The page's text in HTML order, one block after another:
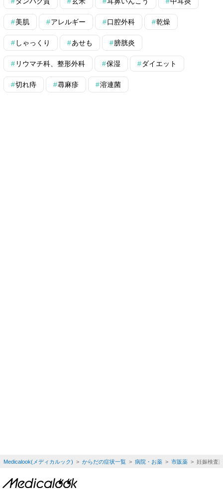
美肌 アレルギー 口腔外科 乾燥
しゃっくり あせも 膀胱炎
リウマチ科、整形外科 保湿 ダイエット
切れ痔 蕁麻疹 溶連菌
Medicalook(メディカルック) > からだの症状一覧> 病院・お薬> 市販薬> 妊娠検査薬